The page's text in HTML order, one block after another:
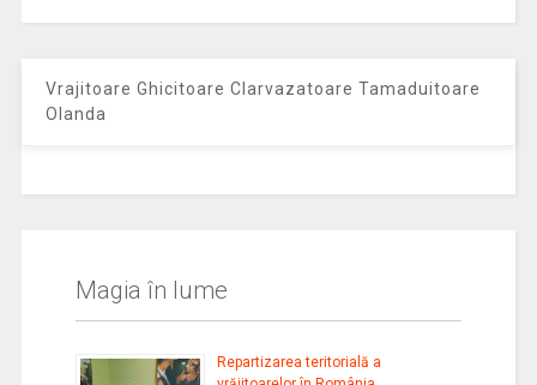
Vrajitoare Ghicitoare Clarvazatoare Tamaduitoare
Olanda
Magia în lume
Repartizarea teritorială a